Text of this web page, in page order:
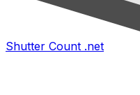
Shutter Count .net